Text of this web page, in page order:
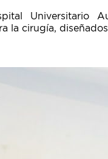
Universitario
la cirugía,